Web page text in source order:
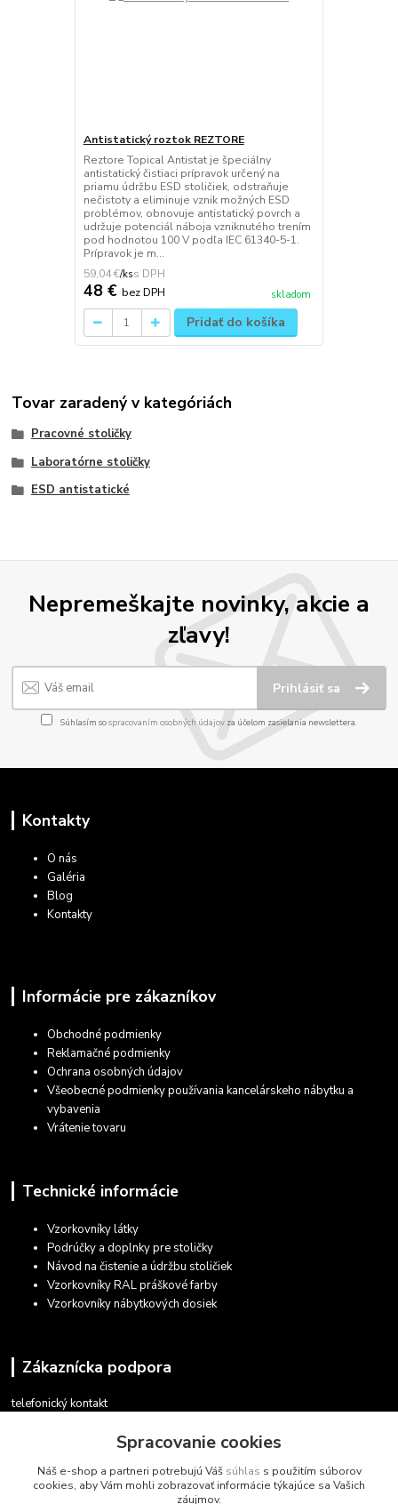
Antistatický roztok REZTORE
Reztore Topical Antistat je špeciálny
antistatický čistiaci prípravok určený na
priamu údržbu ESD stoličiek, odstraňuje
nečistoty a eliminuje vznik možných ESD
problémov, obnovuje antistatický povrch a
udržuje potenciál náboja vzniknutého trením
pod hodnotou 100 V podľa IEC 61340-5-1.
Prípravok je m...
59,04 €/ks
48 € bez DPH skladom
Pridať do košíka
Tovar zaradený v kategóriách
Pracovné stoličky
Laboratórne stoličky
ESD antistatické
Nepremeškajte novinky, akcie a
zľavy!
Prihlásiť sa
Súhlasím sospracovaním osobných údajov za účelom zasielania newslettera.
Kontakty
O nás
Galéria
Blog
Kontakty
Informácie pre zákazníkov
Obchodné podmienky
Reklamačné podmienky
Ochrana osobných údajov
Všeobecné podmienky používania kancelárskeho nábytku a
vybavenia
Vrátenie tovaru
Technické informácie
Vzorkovníky látky
Podrúčky a doplnky pre stoličky
Návod na čistenie a údržbu stoličiek
Vzorkovníky RAL práškové farby
Vzorkovníky nábytkových dosiek
Zákaznícka podpora
telefonický kontakt
v pracovných dňoch 08.30 - 16.00
obchod@marketsk.sk
Spracovanie cookies
Náš e-shop a partneri potrebujú Váš súhlas s použitím súborov
cookies, aby Vám mohli zobrazovať informácie týkajúce sa Vašich
záujmov.